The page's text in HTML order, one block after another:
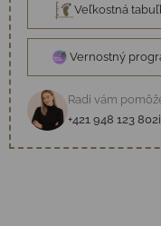
Veľkostná
Vernostný
Radi vám
+421 948 123 802